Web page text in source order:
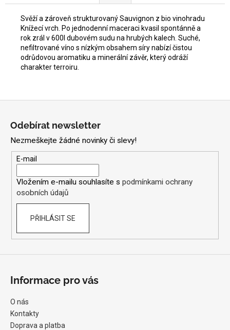
Svěží a zároveň strukturovaný Sauvignon z bio vinohradu
Knížecí vrch. Po jednodenní maceraci kvasil spontánně a
rok zrál v 600l dubovém sudu na hrubých kalech. Suché,
nefiltrované víno s nízkým obsahem síry nabízí čistou
odrůdovou aromatiku a minerální závěr, který odráží
charakter terroiru.
Odebírat newsletter
Nezmeškejte žádné novinky či slevy!
E-mail
Vložením e-mailu souhlasíte s podmínkami ochrany
osobních údajů
PŘIHLÁSIT SE
Informace pro vás
O nás
Kontakty
Doprava a platba